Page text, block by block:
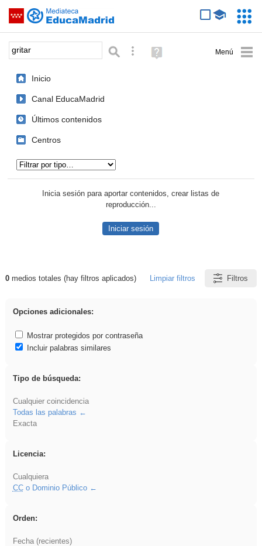
Saltar navegación
Palabra o frase: Búsqueda avanzada
Ayuda
(en
Inicio
Canal EducaMadrid
Últimos contenidos
Centros
Inicia sesión para aportar contenidos, crear listas de
reproducción...
Iniciar sesión
Resultados de: gritar
0medios totales (hay filtros aplicados) Limpiar filtros Filtros
Opciones adicionales:
Mostrar protegidos por contraseña
Incluir palabras similares
Tipo de búsqueda:
Cualquier coincidencia
Todas las palabras
Exacta
Licencia:
Cualquiera
CCo Dominio Público
Orden:
Fecha (recientes)